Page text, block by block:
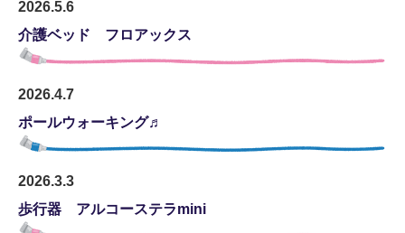
クリーニングメンテナンス
介護タクシー
居宅介護支援事業所
2026.5.6
介護ベッド フロアックス
2026.4.7
ポールウォーキング♬
2026.3.3
歩行器 アルコーステラmini